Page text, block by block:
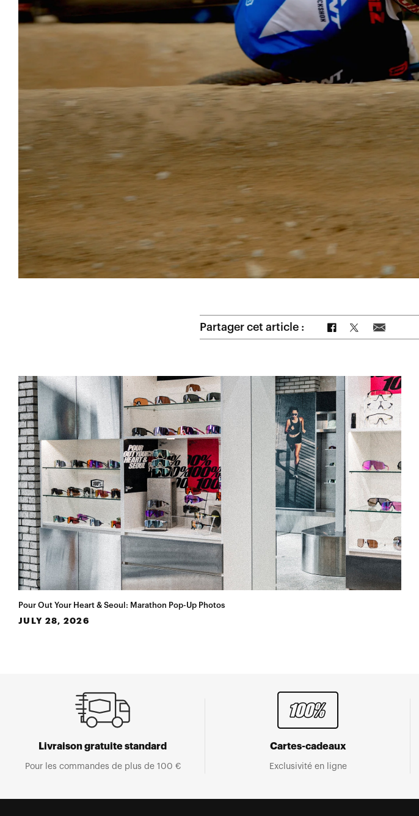
Partager cet article : Partager sur Facebook
Partager sur TwitterPartager par e-mail
Pour Out Your Heart & Seoul: Marathon Pop-Up Photos
JULY 28, 2026
Livraison gratuite standard
Pour les commandes de plus de 100 €
Cartes-cadeaux
Exclusivité en ligne